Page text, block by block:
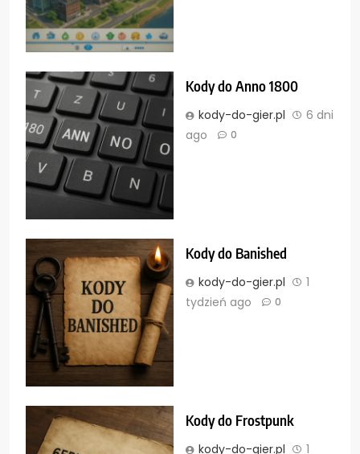
Kody do Anno 1800
kody-do-gier.pl
6 dni
ago
0
Kody do Banished
kody-do-gier.pl
1
tydzień ago
0
Kody do Frostpunk
kody-do-gier.pl
1